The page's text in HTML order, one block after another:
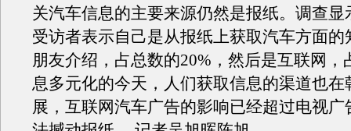
关汽车信息的主要来源仍然是报纸。调查显
受访者表示自己是从报纸上获取汽车方面的
朋友介绍，占总数的20%，然后是互联网，
息多元化的今天，人们获取信息的渠道也在
展，互联网汽车广告的影响已经超过电视广